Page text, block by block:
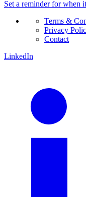
Set a reminderfor when
Terms &
Privacy
Contact
LinkedIn